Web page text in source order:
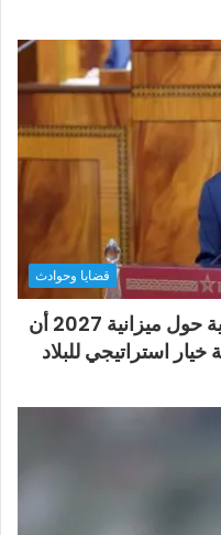
قضايا وحوادث
أخنوش يؤكد في المذكرة التوجيهية حول ميزانية 2027 أن
خيار استراتيجي للبلاد